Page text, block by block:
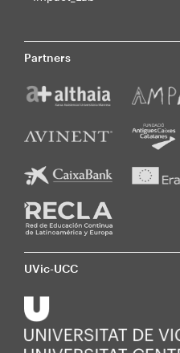
Partners
UVic-UCC